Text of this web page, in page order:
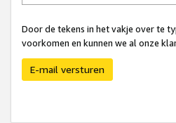
Door de tekens in het vakje over te
voorkomen en kunnen we al onze
E-mail versturen